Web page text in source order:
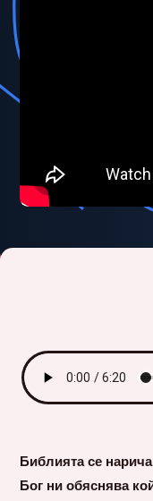
Библията се
Бог ни обяснява